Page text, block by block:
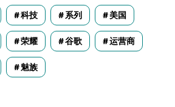
科技 系列 美国
荣耀 谷歌 运营商
魅族